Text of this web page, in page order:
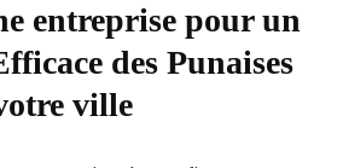
entreprise pour un
des Punaises
ville